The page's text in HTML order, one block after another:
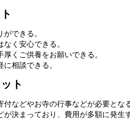
できる。
なく安心できる。
厚くご供養をお願いできる。
相談できる。
ト
付などやお寺の行事などが必要とな
が決まっており、費用が多額に発生